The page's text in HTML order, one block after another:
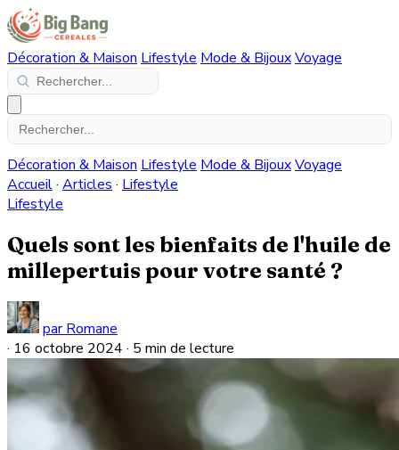
Décoration & Maison Lifestyle Mode & BijouxVoyage
Décoration & Maison Lifestyle Mode & BijouxVoyage
Accueil· Articles · Lifestyle
Lifestyle
Quels sont les bienfaits de l'huile de
millepertuis pour votre santé ?
par Romane
· 16 octobre 2024 · 5 min de lecture